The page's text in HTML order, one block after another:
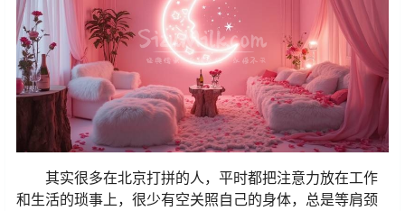
其实很多在北京打拼的人，平时都把注意力放在工作
和生活的琐事上，很少有空关照自己的身体，总是等肩颈